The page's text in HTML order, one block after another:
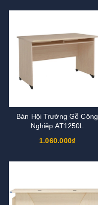
Bàn Hội Trường Gỗ Công
Nghiệp AT1250L
1.060.000₫